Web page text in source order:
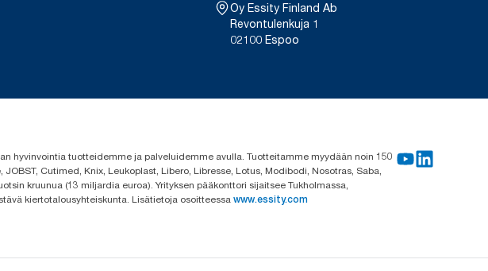
Oy Essity Finland Ab
Revontulenkuja 1
02100 Espoo
hyvinvointia tuotteidemme ja palveluidemme avulla. Tuotteitamme myydään noin 150
Cutimed, Knix, Leukoplast, Libero, Libresse, Lotus, Modibodi, Nosotras, Saba,
kruunua (13 miljardia euroa). Yrityksen pääkonttori sijaitsee Tukholmassa,
kiertotalousyhteiskunta. Lisätietoja osoitteessa www.essity.com